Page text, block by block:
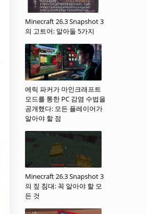
Minecraft 26.3 Snapshot 3
의 고트어: 알아둘 5가지
에릭 파커가 마인크래프트
모드를 통한 PC 감염 수법을
공개했다: 모든 플레이어가
알아야 할 점
Minecraft 26.3 Snapshot 3
의 짚 침대: 꼭 알아야 할 모
든 것